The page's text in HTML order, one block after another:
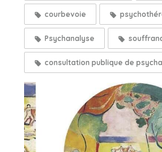
courbevoie
Psychanalyse
consultation publique de